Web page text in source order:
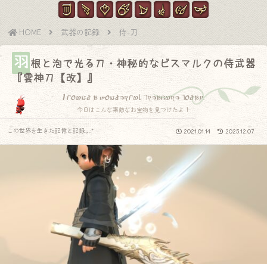
HOME 武器の記録 侍-刀
羽 根と泡で光る刀・神秘的なビスマルクの侍武器
『雲神刀【改】』
I found a wonderful treasure today.
今日はこんな素敵なお宝物を見つけたよ！
2021.01.14 2025.12.07
この世界を生きた記憶と記録.｡.:*